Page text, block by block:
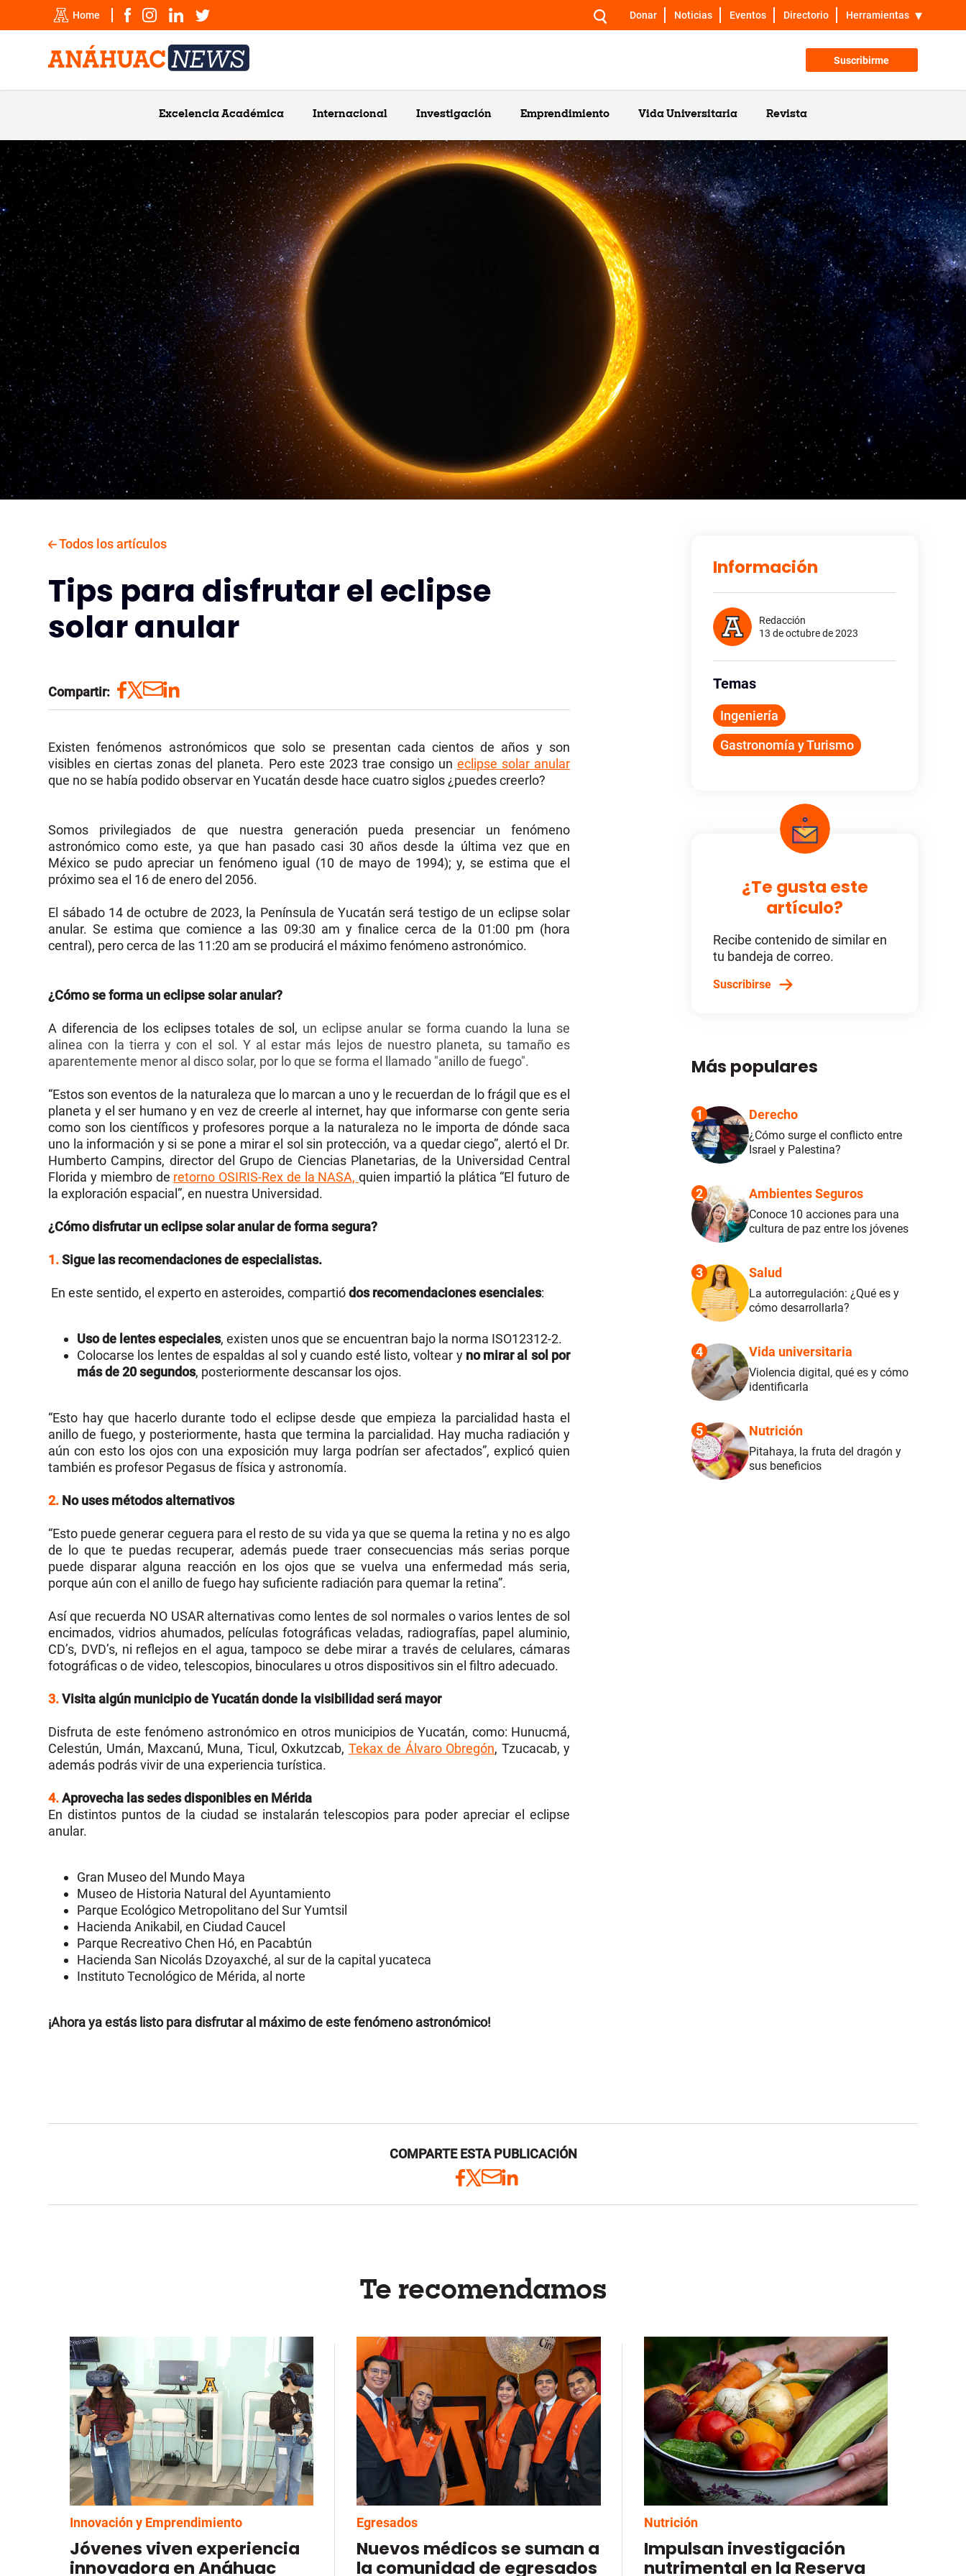
Home Donar Noticias Eventos Directorio Herramientas
Suscribirme
Excelencia Académica Internacional Investigación Emprendimiento Vida Universitaria Revista
Todos los artículos
Tips para disfrutar el eclipse
solar anular
Compartir:
Existen fenómenos astronómicos que solo se presentan cada cientos de años y son
visibles en ciertas zonas del planeta. Pero este 2023 trae consigo un eclipse solar anular
que no se había podido observar en Yucatán desde hace cuatro siglos ¿puedes creerlo?
Somos privilegiados de que nuestra generación pueda presenciar un fenómeno
astronómico como este, ya que han pasado casi 30 años desde la última vez que en
México se pudo apreciar un fenómeno igual (10 de mayo de 1994); y, se estima que el
próximo sea el 16 de enero del 2056.
El sábado 14 de octubre de 2023, la Península de Yucatán será testigo de un eclipse solar
anular. Se estima que comience a las 09:30 am y finalice cerca de la 01:00 pm (hora
central), pero cerca de las 11:20 am se producirá el máximo fenómeno astronómico.
¿Cómo se forma un eclipse solar anular?
A diferencia de los eclipses totales de sol, un eclipse anular se forma cuando la luna se
alinea con la tierra y con el sol. Y al estar más lejos de nuestro planeta, su tamaño es
aparentemente menor al disco solar, por lo que se forma el llamado "anillo de fuego".
“Estos son eventos de la naturaleza que lo marcan a uno y le recuerdan de lo frágil que es el
planeta y el ser humano y en vez de creerle al internet, hay que informarse con gente seria
como son los científicos y profesores porque a la naturaleza no le importa de dónde saca
uno la información y si se pone a mirar el sol sin protección, va a quedar ciego”, alertó el Dr.
Humberto Campins, director del Grupo de Ciencias Planetarias, de la Universidad Central
Florida y miembro de retorno OSIRIS-Rex de la NASA, quien impartió la plática “El futuro de
la exploración espacial”, en nuestra Universidad.
¿Cómo disfrutar uneclipse solar anularde forma segura?
1.Sigue las recomendaciones de especialistas.
En este sentido, el experto en asteroides, compartiódos recomendaciones esenciales:
Uso de lentes especiales, existen unos que se encuentran bajo la norma ISO12312-2.
Colocarse los lentes de espaldas al sol y cuando esté listo, voltear y no mirar al sol por
más de 20 segundos, posteriormente descansar los ojos.
“Esto hay que hacerlo durante todo el eclipse desde que empieza la parcialidad hasta el
anillo de fuego, y posteriormente, hasta que termina la parcialidad. Hay mucha radiación y
aún con esto los ojos con una exposición muy larga podrían ser afectados”, explicó quien
también es profesor Pegasus de física y astronomía.
2. No uses métodos alternativos
“Esto puede generar ceguera para el resto de su vida ya que se quema la retina y no es algo
de lo que te puedas recuperar, además puede traer consecuencias más serias porque
puede disparar alguna reacción en los ojos que se vuelva una enfermedad más seria,
porque aún con el anillo de fuego hay suficiente radiación para quemar la retina”.
Así que recuerda NO USAR alternativas como lentes de sol normales o varios lentes de sol
encimados, vidrios ahumados, películas fotográficas veladas, radiografías, papel aluminio,
CD’s, DVD’s, ni reflejos en el agua, tampoco se debe mirar a través de celulares, cámaras
fotográficas o de video, telescopios, binoculares u otros dispositivos sin el filtro adecuado.
3.Visita algún municipio de Yucatán donde la visibilidad será mayor
Disfruta de este fenómeno astronómico en otros municipios de Yucatán, como: Hunucmá,
Celestún, Umán, Maxcanú, Muna, Ticul, Oxkutzcab, Tekax de Álvaro Obregón, Tzucacab, y
además podrás vivir de una experiencia turística.
4.Aprovecha las sedes disponibles en Mérida
En distintos puntos de la ciudad se instalarán telescopios para poder apreciar el eclipse
anular.
Gran Museo del Mundo Maya
Museo de Historia Natural del Ayuntamiento
Parque Ecológico Metropolitano del Sur Yumtsil
Hacienda Anikabil, en Ciudad Caucel
Parque Recreativo Chen Hó, en Pacabtún
Hacienda San Nicolás Dzoyaxché, al sur de la capital yucateca
Instituto Tecnológico de Mérida, al norte
¡Ahora ya estás listo para disfrutar al máximo de este fenómeno astronómico!
Información
Redacción
13 de octubre de 2023
Temas
Ingeniería
Gastronomía y Turismo
¿Te gusta este
artículo?
Recibe contenido de similar en
tu bandeja de correo.
Suscribirse
Más populares
1 Derecho
¿Cómo surge el conflicto entre
Israel y Palestina?
2 Ambientes Seguros
Conoce 10 acciones para una
cultura de paz entre los jóvenes
3 Salud
La autorregulación: ¿Qué es y
cómo desarrollarla?
4 Vida universitaria
Violencia digital, qué es y cómo
identificarla
5 Nutrición
Pitahaya, la fruta del dragón y
sus beneficios
COMPARTE ESTA PUBLICACIÓN
Te recomendamos
Innovación y Emprendimiento
Jóvenes viven experiencia
innovadora en Anáhuac
Egresados
Nuevos médicos se suman a
la comunidad de egresados
Nutrición
Impulsan investigación
nutrimental en la Reserva